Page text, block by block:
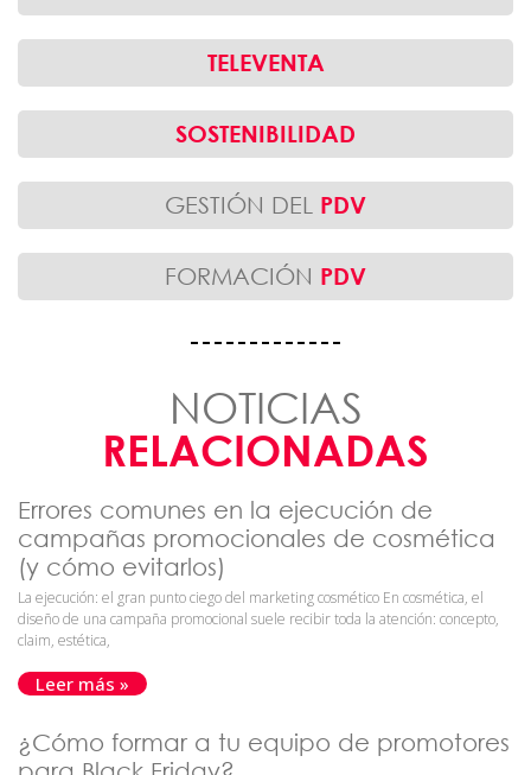
TELEVENTA
SOSTENIBILIDAD
GESTIÓN DEL PDV
FORMACIÓN PDV
NOTICIAS
RELACIONADAS
Errores comunes en la ejecución de
campañas promocionales de cosmética
(y cómo evitarlos)
La ejecución: el gran punto ciego del marketing cosmético En cosmética, el
diseño de una campaña promocional suele recibir toda la atención: concepto,
claim, estética,
Leer más »
¿Cómo formar a tu equipo de promotores